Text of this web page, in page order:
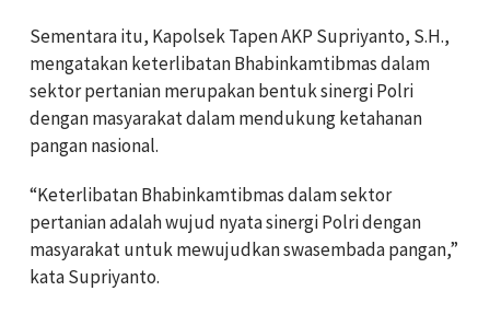
Sementara itu, Kapolsek Tapen AKP Supriyanto, S.H.,
mengatakan keterlibatan Bhabinkamtibmas dalam
sektor pertanian merupakan bentuk sinergi Polri
dengan masyarakat dalam mendukung ketahanan
pangan nasional.
“Keterlibatan Bhabinkamtibmas dalam sektor
pertanian adalah wujud nyata sinergi Polri dengan
masyarakat untuk mewujudkan swasembada pangan,”
kata Supriyanto.